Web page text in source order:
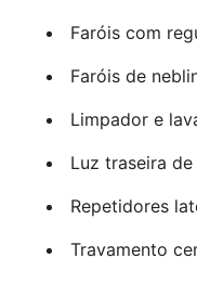
Faróis com
Faróis de
Limpador e
Luz traseira de
Repetidores
Travamento